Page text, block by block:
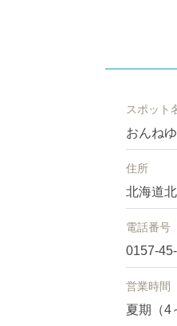
スポット
おんね
住所
北海道
電話番号
0157-
営業時間
夏期（4